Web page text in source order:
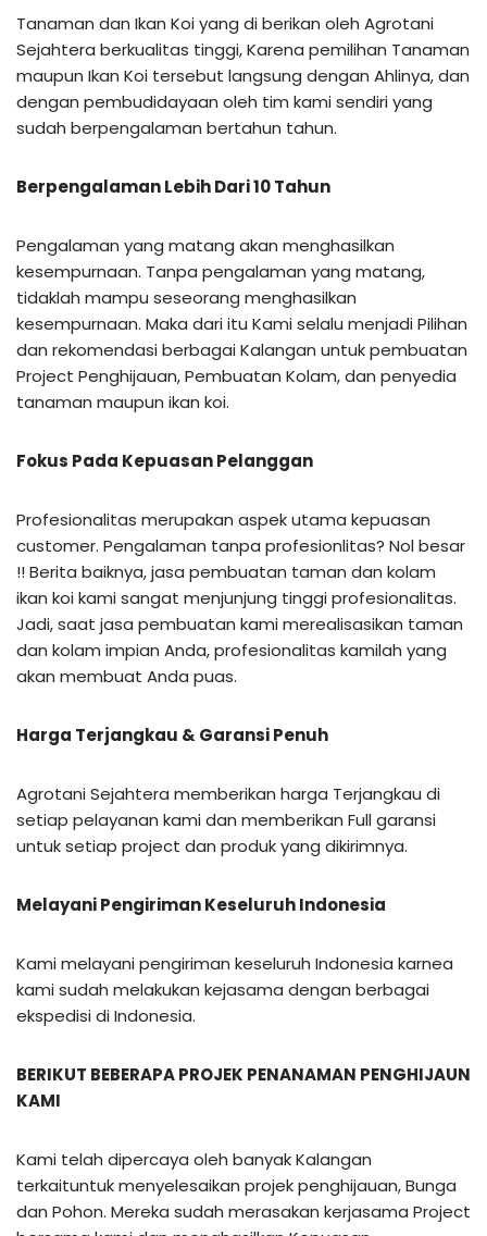
Tanaman dan Ikan Koi yang di berikan oleh Agrotani
Sejahtera berkualitas tinggi, Karena pemilihan Tanaman
maupun Ikan Koi tersebut langsung dengan Ahlinya, dan
dengan pembudidayaan oleh tim kami sendiri yang
sudah berpengalaman bertahun tahun.
Berpengalaman Lebih Dari 10 Tahun
Pengalaman yang matang akan menghasilkan
kesempurnaan. Tanpa pengalaman yang matang,
tidaklah mampu seseorang menghasilkan
kesempurnaan. Maka dari itu Kami selalu menjadi Pilihan
dan rekomendasi berbagai Kalangan untuk pembuatan
Project Penghijauan, Pembuatan Kolam, dan penyedia
tanaman maupun ikan koi.
Fokus Pada Kepuasan Pelanggan
Profesionalitas merupakan aspek utama kepuasan
customer. Pengalaman tanpa profesionlitas? Nol besar
!! Berita baiknya, jasa pembuatan taman dan kolam
ikan koi kami sangat menjunjung tinggi profesionalitas.
Jadi, saat jasa pembuatan kami merealisasikan taman
dan kolam impian Anda, profesionalitas kamilah yang
akan membuat Anda puas.
Harga Terjangkau & Garansi Penuh
Agrotani Sejahtera memberikan harga Terjangkau di
setiap pelayanan kami dan memberikan Full garansi
untuk setiap project dan produk yang dikirimnya.
Melayani Pengiriman Keseluruh Indonesia
Kami melayani pengiriman keseluruh Indonesia karnea
kami sudah melakukan kejasama dengan berbagai
ekspedisi di Indonesia.
BERIKUT BEBERAPA PROJEK PENANAMAN PENGHIJAUN
KAMI
Kami telah dipercaya oleh banyak Kalangan
terkaituntuk menyelesaikan projek penghijauan, Bunga
dan Pohon. Mereka sudah merasakan kerjasama Project